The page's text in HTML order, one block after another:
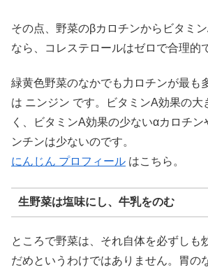
その点、野菜のβカロチンからビタミ
なら、コレステロールはゼロで合理的
緑黄色野菜のなかでも力ロチンが最も
は ニンジン です。ビタミンA効果の大
く、ビタミンA効果の少ないαカロチ
ンチンは少ないのです。
にんじん プロフィール はこちら。
生野菜は塩味にし、牛乳をのむ
ところで野菜は、それ自体を必ずしも
だめというわけではありません。胃の